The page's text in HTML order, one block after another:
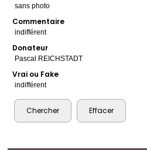
Commentaire
Donateur
Vrai ou Fake